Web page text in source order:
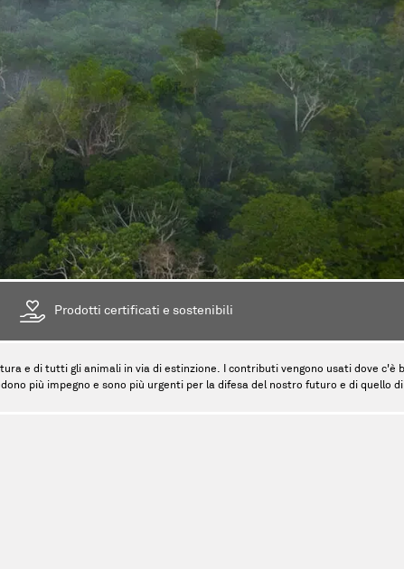
Prodotti certificati e sostenibili
e di tutti gli animali in via di estinzione. I contributi vengono usati dove c'è
più impegno e sono più urgenti per la difesa del nostro futuro e di quello